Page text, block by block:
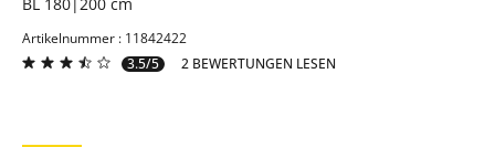
Artikelnummer : 11842422
3.5/5
2 BEWERTUNGEN LESEN